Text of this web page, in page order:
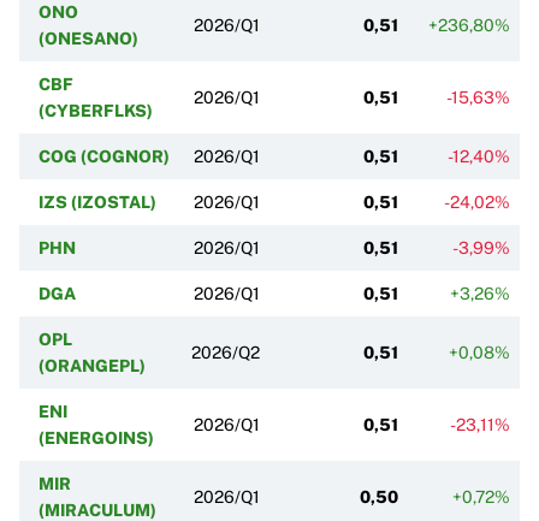
ONO
(ONESANO)
2026/Q1 0,51 +236,80%
CBF
(CYBERFLKS)
2026/Q1 0,51 -15,63%
COG (COGNOR) 2026/Q1 0,51 -12,40%
IZS (IZOSTAL) 2026/Q1 0,51 -24,02%
PHN 2026/Q1 0,51 -3,99%
DGA 2026/Q1 0,51 +3,26%
OPL
(ORANGEPL)
2026/Q2 0,51 +0,08%
ENI
(ENERGOINS)
2026/Q1 0,51 -23,11%
MIR
(MIRACULUM)
2026/Q1 0,50 +0,72%